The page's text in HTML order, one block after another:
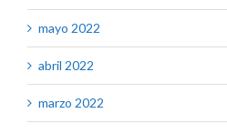
mayo 2022
abril 2022
marzo 2022